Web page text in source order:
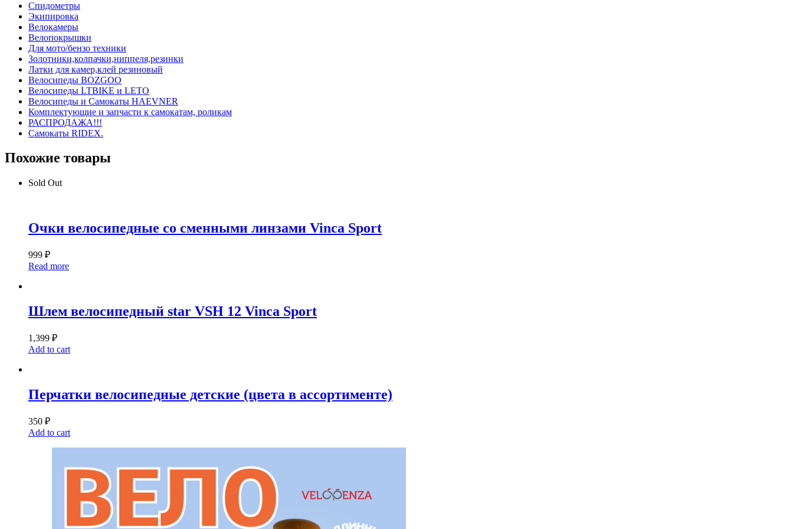
Спидометры
Экипировка
Велокамеры
Велопокрышки
Для мото/бензо техники
Золотники,колпачки,ниппеля,резинки
Латки для камер,клей резиновый
Велосипеды BOZGOO
Велосипеды LTBIKE и LETO
Велосипеды и Самокаты HAEVNER
Комплектующие и запчасти к самокатам, роликам
РАСПРОДАЖА!!!
Самокаты RIDEX.
Похожие товары
Sold Out
Очки велосипедные со сменными линзами Vinca Sport
999 ₽
Read more
Шлем велосипедный star VSH 12 Vinca Sport
1,399 ₽
Add to cart
Перчатки велосипедные детские (цвета в ассортименте)
350 ₽
Add to cart